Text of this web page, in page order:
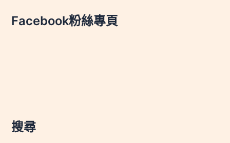
Facebook粉絲專頁
搜尋